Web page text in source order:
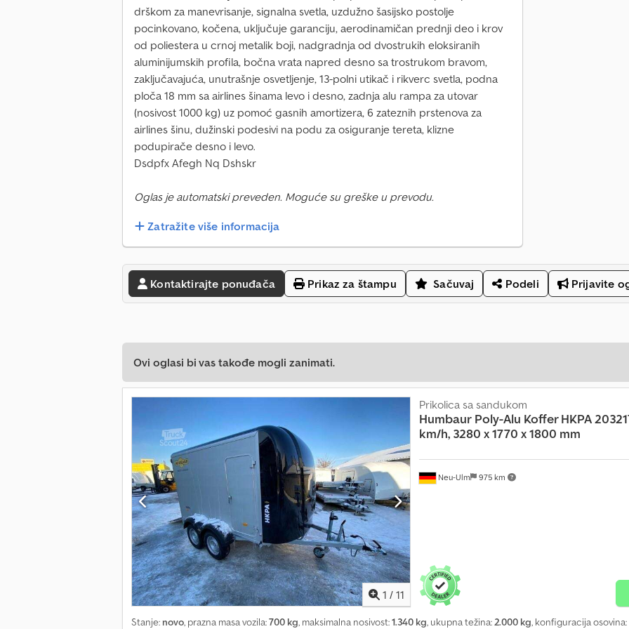
drškom za manevrisanje, signalna svetla, uzdužno šasijsko postolje
pocinkovano, kočena, uključuje garanciju, aerodinamičan prednji deo i krov
od poliestera u crnoj metalik boji, nadgradnja od dvostrukih eloksiranih
aluminijumskih profila, bočna vrata napred desno sa trostrukom bravom,
zaključavajuća, unutrašnje osvetljenje, 13-polni utikač i rikverc svetla, podna
ploča 18 mm sa airlines šinama levo i desno, zadnja alu rampa za utovar
(nosivost 1000 kg) uz pomoć gasnih amortizera, 6 zateznih prstenova za
airlines šinu, dužinski podesivi na podu za osiguranje tereta, klizne
podupirače desno i levo.
Dsdpfx Afegh Nq Dshskr
Oglas je automatski preveden. Moguće su greške u prevodu.
Zatražite više informacija
Kontaktirajte ponuđača Prikaz za štampu Sačuvaj Podeli Prijavite
Ovi oglasi bi vas takođe mogli zanimati.
1 / 11
Neu-Ulm 975 km
Prikolica sa sandukom
Humbaur Poly-Alu Koffer HKPA
km/h, 3280 x 1770 x 1800 mm
Stanje: novo, prazna masa vozila:700 kg, maksimalna nosivost:1.340 kg, ukupna težina:2.000 kg, konfiguracija osovina: